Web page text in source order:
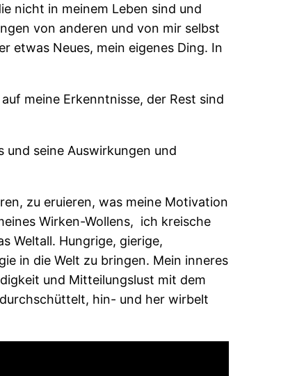
nicht in meinem Leben sind und
von anderen und von mir selbst
etwas Neues, mein eigenes Ding. In
meine Erkenntnisse, der Rest sind
und seine Auswirkungen und
zu eruieren, was meine Motivation
Wirken-Wollens, ich kreische
Weltall. Hungrige, gierige,
in die Welt zu bringen. Mein inneres
und Mitteilungslust mit dem
hin- und her wirbelt